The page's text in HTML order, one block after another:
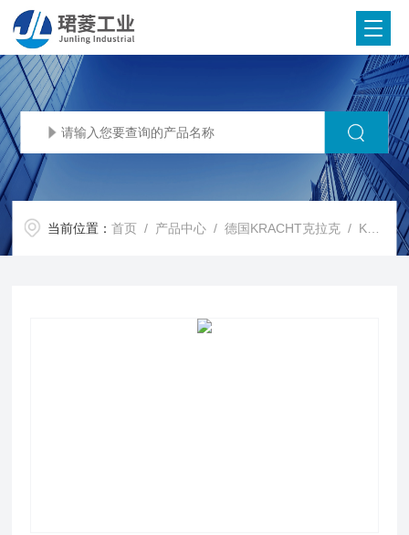
当前位置：首页 / 产品中心 /德国KRACHT克拉克 / KRACHT齿轮泵